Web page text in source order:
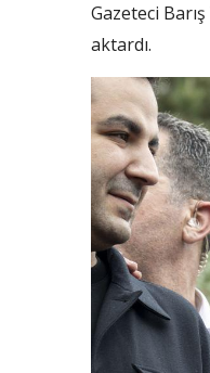
Gazeteci
aktardı.